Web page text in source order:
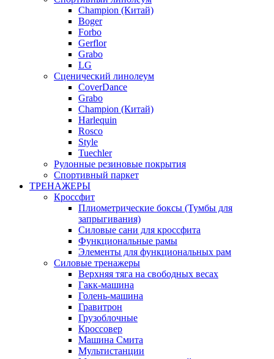
Champion (Китай)
Boger
Forbo
Gerflor
Grabo
LG
Сценический линолеум
CoverDance
Grabo
Champion (Китай)
Harlequin
Rosco
Style
Tuechler
Рулонные резиновые покрытия
Спортивный паркет
ТРЕНАЖЕРЫ
Кроссфит
Плиометрические боксы (Тумбы для
запрыгивания)
Силовые сани для кроссфита
Функциональные рамы
Элементы для функциональных рам
Силовые тренажеры
Верхняя тяга на свободных весах
Гакк-машина
Голень-машина
Гравитрон
Грузоблочные
Кроссовер
Машина Смита
Мультистанции